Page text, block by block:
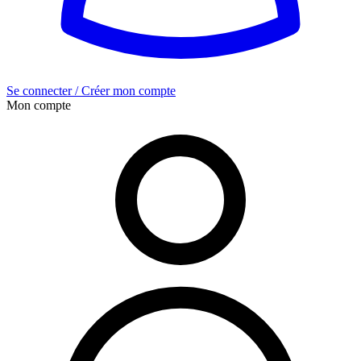
Se connecter / Créer mon compte
Mon compte